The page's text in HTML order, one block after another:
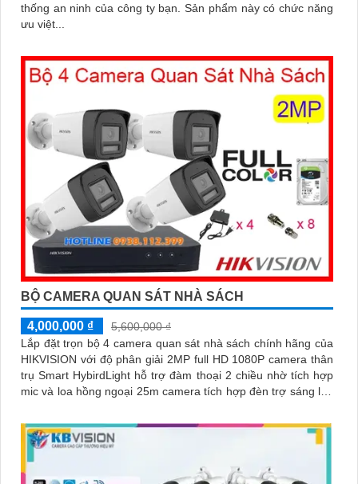
thống an ninh của công ty bạn. Sản phẩm này có chức năng
ưu việt...
BỘ CAMERA QUAN SÁT NHÀ SÁCH
4,000,000 ₫
5,600,000 ₫
Lắp đặt trọn bộ 4 camera quan sát nhà sách chính hãng của
HIKVISION với độ phân giải 2MP full HD 1080P camera thân
trụ Smart HybirdLight hỗ trợ đàm thoại 2 chiều nhờ tích hợp
mic và loa hồng ngoại 25m camera tích hợp đèn trợ sáng lên